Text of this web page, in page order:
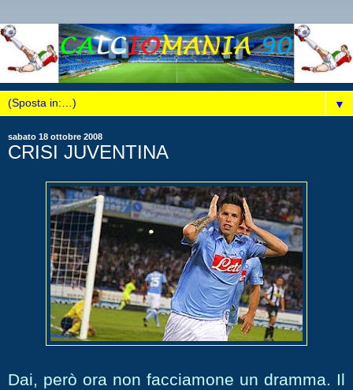
▼
sabato 18 ottobre 2008
CRISI JUVENTINA
Dai, però ora non facciamone un dramma. Il